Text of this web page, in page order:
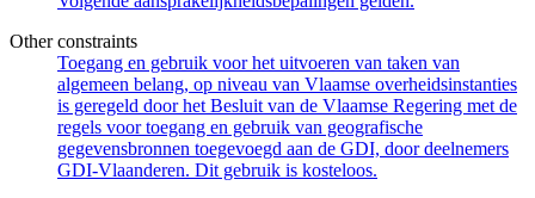
Other constraints
Toegang en gebruik voor het uitvoeren van taken van
algemeen belang, op niveau van Vlaamse overheidsinstanties
is geregeld door het Besluit van de Vlaamse Regering met de
regels voor toegang en gebruik van geografische
gegevensbronnen toegevoegd aan de GDI, door deelnemers
GDI-Vlaanderen. Dit gebruik is kosteloos.